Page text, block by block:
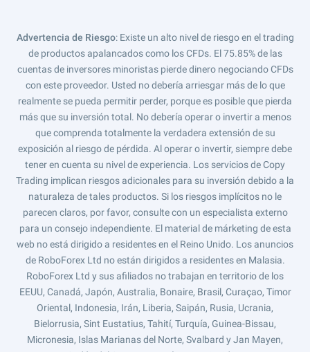
Advertencia de Riesgo: Existe un alto nivel de riesgo en el trading
de productos apalancados como los CFDs. El 75.85% de las
cuentas de inversores minoristas pierde dinero negociando CFDs
con este proveedor. Usted no debería arriesgar más de lo que
realmente se pueda permitir perder, porque es posible que pierda
más que su inversión total. No debería operar o invertir a menos
que comprenda totalmente la verdadera extensión de su
exposición al riesgo de pérdida. Al operar o invertir, siempre debe
tener en cuenta su nivel de experiencia. Los servicios de Copy
Trading implican riesgos adicionales para su inversión debido a la
naturaleza de tales productos. Si los riesgos implícitos no le
parecen claros, por favor, consulte con un especialista externo
para un consejo independiente. El material de márketing de esta
web no está dirigido a residentes en el Reino Unido. Los anuncios
de RoboForex Ltd no están dirigidos a residentes en Malasia.
RoboForex Ltd y sus afiliados no trabajan en territorio de los
EEUU, Canadá, Japón, Australia, Bonaire, Brasil, Curaçao, Timor
Oriental, Indonesia, Irán, Liberia, Saipán, Rusia, Ucrania,
Bielorrusia, Sint Eustatius, Tahití, Turquía, Guinea-Bissau,
Micronesia, Islas Marianas del Norte, Svalbard y Jan Mayen,